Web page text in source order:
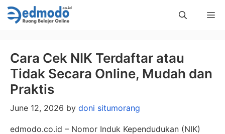
Skip
to
Cara Cek NIK Terdaftar atau
Tidak Secara Online, Mudah dan
Praktis
June 12, 2026 by doni situmorang
edmodo.co.id – Nomor Induk Kependudukan (NIK)